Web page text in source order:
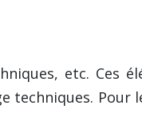
etc. Ces
techniques.